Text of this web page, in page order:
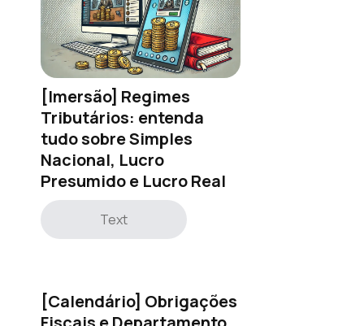
[Imersão] Regimes
Tributários: entenda
tudo sobre Simples
Nacional, Lucro
Presumido e Lucro Real
Text
[Calendário] Obrigações